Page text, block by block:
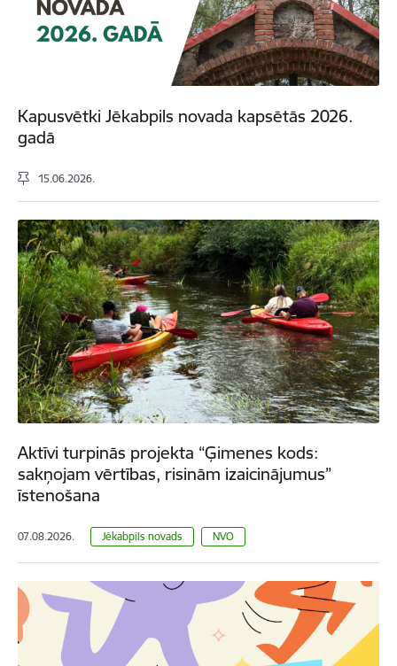
Kapusvētki Jēkabpils novada kapsētās 2026.
gadā
15.06.2026.
Aktīvi turpinās projekta “Ģimenes kods:
sakņojam vērtības, risinām izaicinājumus”
īstenošana
07.08.2026. Jēkabpils novads NVO